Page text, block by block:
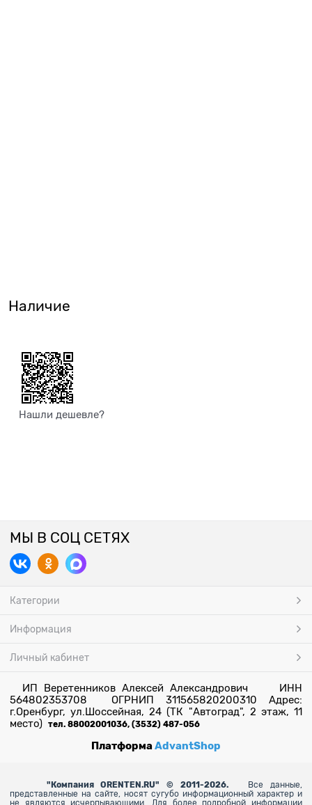
Наличие
Нашли дешевле?
МЫ В СОЦ СЕТЯХ
Категории
Информация
Личный кабинет
ИП Веретенников Алексей Александрович ИНН
564802353708 ОГРНИП 311565820200310 Адрес:
г.Оренбург, ул.Шоссейная, 24 (ТК "Автоград", 2 этаж, 11
место) тел. 88002001036, (3532) 487-056
ПлатформаAdvantShop
" Компания ORENTEN.RU" © 2011-2026.
Все данные,
представленные на сайте, носят сугубо информационный характер и
не являются исчерпывающими. Для более подробной информации